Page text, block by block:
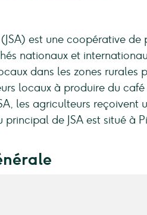
(JSA) est une coopérative
nationaux et
dans les zones rurales
locaux à produire du
les agriculteurs reçoivent
de JSA est situé à